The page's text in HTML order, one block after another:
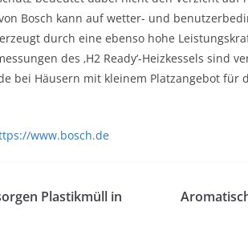
Bosch kann auf wetter- und
durch eine ebenso hohe
des ‚H2 Ready‘-Heizkessels sind
bei Häusern mit kleinem Platzangebot für
www.bosch.de
Plastikmüll in